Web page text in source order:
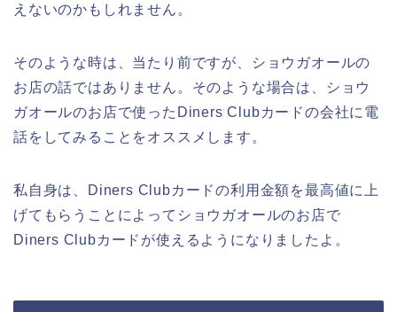
えないのかもしれません。
そのような時は、当たり前ですが、ショウガオールの
お店の話ではありません。そのような場合は、ショウ
ガオールのお店で使ったDiners Clubカードの会社に電
話をしてみることをオススメします。
私自身は、Diners Clubカードの利用金額を最高値に上
げてもらうことによってショウガオールのお店で
Diners Clubカードが使えるようになりましたよ。